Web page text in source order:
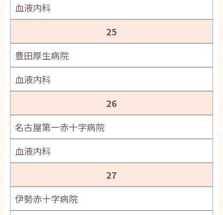
血液内科
25
豊田厚生病院
血液内科
26
名古屋第一赤十字病院
血液内科
27
伊勢赤十字病院